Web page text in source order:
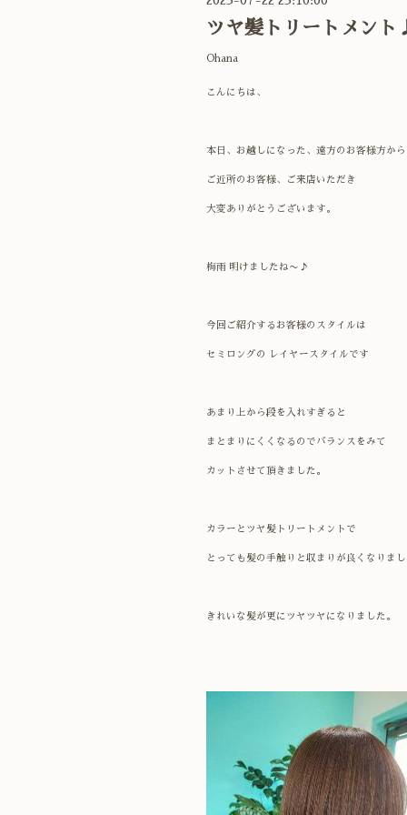
ツヤ髪トリートメン
Ohana
こんにちは、
本日、お越しになった、遠方のお客様方から
ご近所のお客様、ご来店いただき
大変ありがとうございます。
梅雨 明けましたね〜♪
今回ご紹介するお客様のスタイルは
セミロングの レイヤースタイルです
あまり上から段を入れすぎると
ま と ま り にくくなるのでバランスをみて
カットさせて頂きました。
カラーとツヤ髪トリートメントで
とっても髪の手触りと収まりが良くなりま
きれいな髪が更にツヤツヤになりました。